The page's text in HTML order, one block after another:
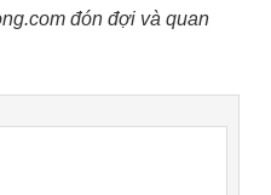
đón đợi và quan